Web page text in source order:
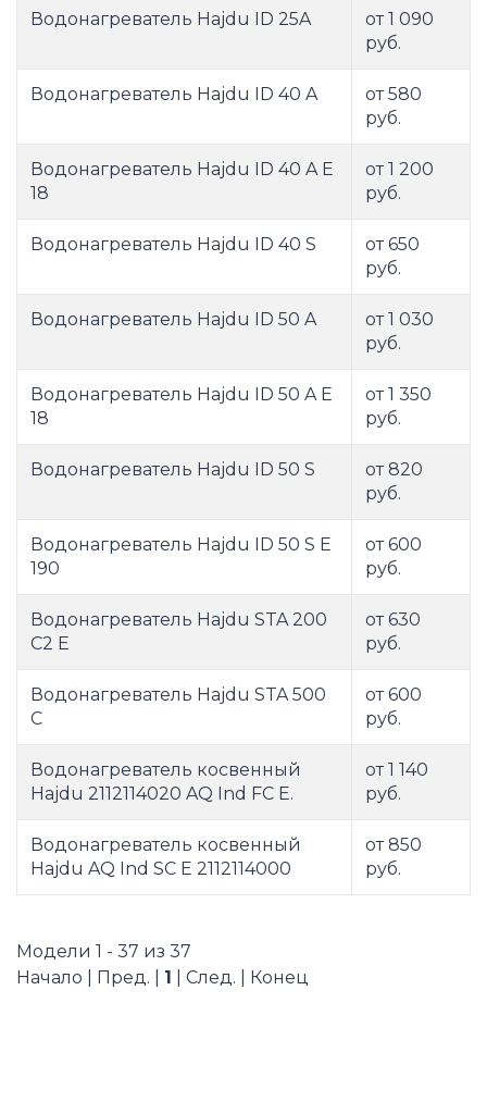
Водонагреватель Hajdu ID 25A
от 1 090
руб.
Водонагреватель Hajdu ID 40 A
от 580
руб.
Водонагреватель Hajdu ID 40 A E
18
от 1 200
руб.
Водонагреватель Hajdu ID 40 S
от 650
руб.
Водонагреватель Hajdu ID 50 A
от 1 030
руб.
Водонагреватель Hajdu ID 50 A E
18
от 1 350
руб.
Водонагреватель Hajdu ID 50 S
от 820
руб.
Водонагреватель Hajdu ID 50 S E
190
от 600
руб.
Водонагреватель Hajdu STA 200
C2 E
от 630
руб.
Водонагреватель Hajdu STA 500
C
от 600
руб.
Водонагреватель косвенный
Hajdu 2112114020 AQ Ind FC E.
от 1 140
руб.
Водонагреватель косвенный
Hajdu AQ Ind SC E 2112114000
от 850
руб.
Модели 1 - 37 из 37
Начало | Пред. | 1 | След. | Конец